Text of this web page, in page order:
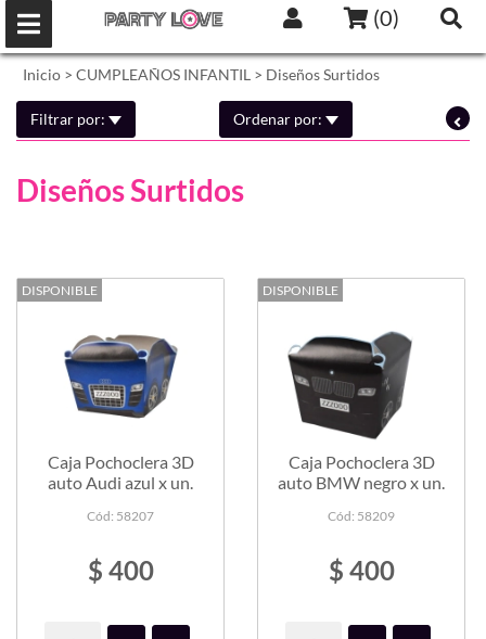
(0)
Inicio > CUMPLEAÑOS INFANTIL > Diseños Surtidos
Filtrar por: Ordenar por:
Diseños Surtidos
DISPONIBLE
Caja Pochoclera 3D
auto Audi azul x un.
Cód: 58207
$ 400
DISPONIBLE
Caja Pochoclera 3D
auto BMW negro x un.
Cód: 58209
$ 400